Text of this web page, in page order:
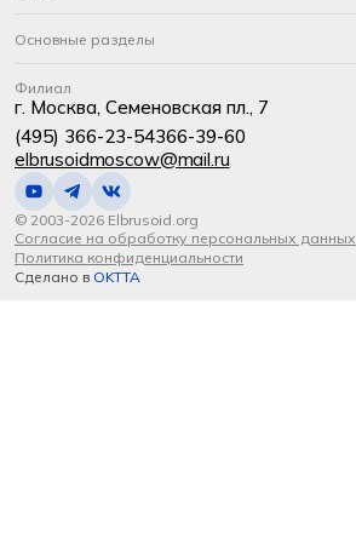
Основные разделы
Филиал
г. Москва, Семеновская пл., 7
(495) 366-23-54366-39-60
elbrusoidmoscow@mail.ru
© 2003-2026 Elbrusoid.org
Согласие на обработку персональных данных
Политика конфиденциальности
Сделано в OKTTA